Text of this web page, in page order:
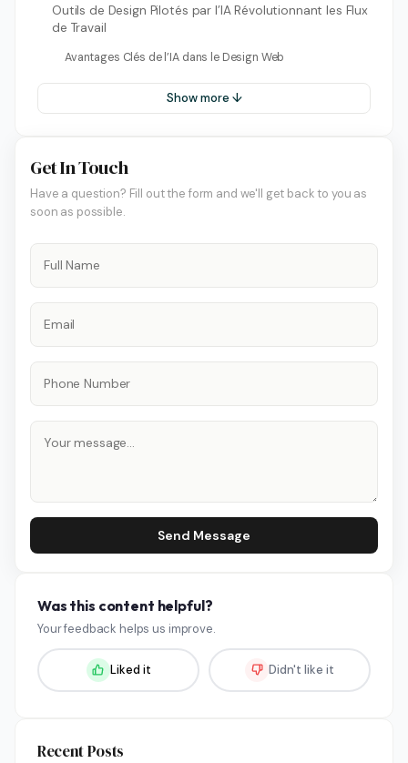
Outils de Design Pilotés par l’IA Révolutionnant les Flux
de Travail
Avantages Clés de l’IA dans le Design Web
Show more ↓
Get In Touch
Have a question? Fill out the form and we'll get back to you as
soon as possible.
Send Message
Was this content helpful?
Your feedback helps us improve.
Liked it Didn't like it
Recent Posts